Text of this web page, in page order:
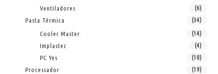
Ventiladores (6)
Pasta Térmica (34)
Cooler Master (14)
Implastec (4)
PC Yes (10)
Processador (19)